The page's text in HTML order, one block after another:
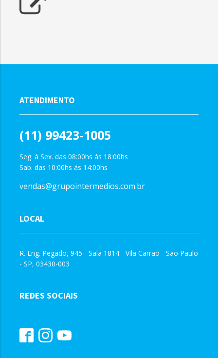
ATENDIMENTO
(11) 99423-1005
Seg. á Sex. das 08:00hs ás 18:00hs
Sab. das 10:00hs ás 14:00hs
vendas@grupointermedios.com.br
LOCAL
R. Eng. Pegado, 945 - Sala 1814 - Vila Carrao - São Paulo
- SP, 03430-003
REDES SOCIAIS